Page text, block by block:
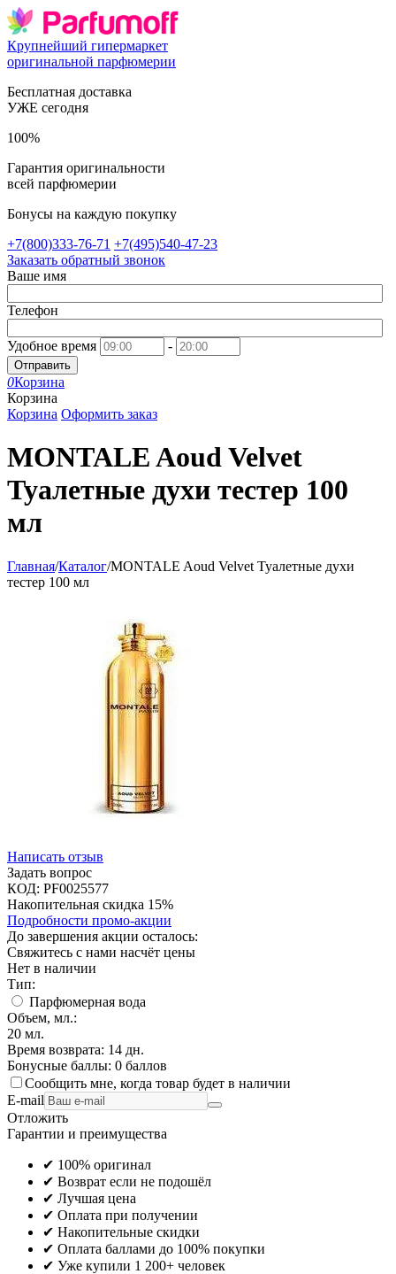
Крупнейший гипермаркет
оригинальной парфюмерии
Бесплатная доставка
УЖЕ сегодня
100%
Гарантия оригинальности
всей парфюмерии
Бонусы на каждую покупку
+7(800)333-76-71 +7(495)540-47-23
Заказать обратный звонок
Ваше имя
Телефон
Удобное время -
Отправить
0Корзина
Корзина
Корзина Оформить заказ
MONTALE Aoud Velvet
Туалетные духи тестер 100
мл
Главная/Каталог/MONTALE Aoud Velvet Туалетные духи
тестер 100 мл
Написать отзыв
Задать вопрос
КОД: PF0025577
Накопительная скидка 15%
Подробности промо-акции
До завершения акции осталось:
Свяжитесь с нами насчёт цены
Нет в наличии
Тип:
Парфюмерная вода
Объем, мл.:
20 мл.
Время возврата: 14 дн.
Бонусные баллы: 0 баллов
Сообщить мне, когда товар будет в наличии
E-mail
Отложить
Гарантии и преимущества
✔ 100% оригинал
✔ Возврат если не подошёл
✔ Лучшая цена
✔ Оплата при получении
✔ Накопительные скидки
✔ Оплата баллами до 100% покупки
✔ Уже купили 1 200+ человек